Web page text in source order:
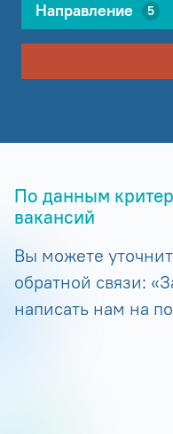
Направление 5
По данным
вакансий
Вы можете
обратной связи:
написать нам на